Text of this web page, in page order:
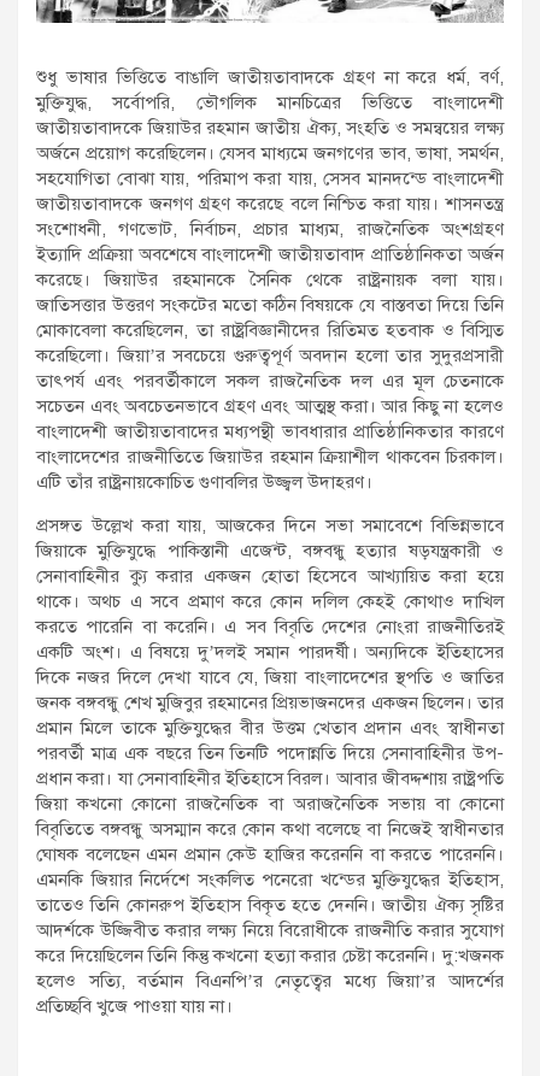
শুধু ভাষার ভিত্তিতে বাঙালি জাতীয়তাবাদকে গ্রহণ না করে ধর্ম, বর্ণ,
মুক্তিযুদ্ধ, সর্বোপরি, ভৌগলিক মানচিত্রের ভিত্তিতে বাংলাদেশী
জাতীয়তাবাদকে জিয়াউর রহমান জাতীয় ঐক্য, সংহতি ও সমন্বয়ের লক্ষ্য
অর্জনে প্রয়োগ করেছিলেন। যেসব মাধ্যমে জনগণের ভাব, ভাষা, সমর্থন,
সহযোগিতা বোঝা যায়, পরিমাপ করা যায়, সেসব মানদন্ডে বাংলাদেশী
জাতীয়তাবাদকে জনগণ গ্রহণ করেছে বলে নিশ্চিত করা যায়। শাসনতন্ত্র
সংশোধনী, গণভোট, নির্বাচন, প্রচার মাধ্যম, রাজনৈতিক অংশগ্রহণ
ইত্যাদি প্রক্রিয়া অবশেষে বাংলাদেশী জাতীয়তাবাদ প্রাতিষ্ঠানিকতা অর্জন
করেছে। জিয়াউর রহমানকে সৈনিক থেকে রাষ্ট্রনায়ক বলা যায়।
জাতিসত্তার উত্তরণ সংকটের মতো কঠিন বিষয়কে যে বাস্তবতা দিয়ে তিনি
মোকাবেলা করেছিলেন, তা রাষ্ট্রবিজ্ঞানীদের রিতিমত হতবাক ও বিস্মিত
করেছিলো। জিয়া’র সবচেয়ে গুরুত্বপূর্ণ অবদান হলো তার সুদুরপ্রসারী
তাৎপর্য এবং পরবর্তীকালে সকল রাজনৈতিক দল এর মূল চেতনাকে
সচেতন এবং অবচেতনভাবে গ্রহণ এবং আত্মস্থ করা। আর কিছু না হলেও
বাংলাদেশী জাতীয়তাবাদের মধ্যপন্থী ভাবধারার প্রাতিষ্ঠানিকতার কারণে
বাংলাদেশের রাজনীতিতে জিয়াউর রহমান ক্রিয়াশীল থাকবেন চিরকাল।
এটি তাঁর রাষ্ট্রনায়কোচিত গুণাবলির উজ্জ্বল উদাহরণ।
প্রসঙ্গত উল্লেখ করা যায়, আজকের দিনে সভা সমাবেশে বিভিন্নভাবে
জিয়াকে মুক্তিযুদ্ধে পাকিস্তানী এজেন্ট, বঙ্গবন্ধু হত্যার ষড়যন্ত্রকারী ও
সেনাবাহিনীর ক্যু করার একজন হোতা হিসেবে আখ্যায়িত করা হয়ে
থাকে। অথচ এ সবে প্রমাণ করে কোন দলিল কেহই কোথাও দাখিল
করতে পারেনি বা করেনি। এ সব বিবৃতি দেশের নোংরা রাজনীতিরই
একটি অংশ। এ বিষয়ে দু’দলই সমান পারদর্ষী। অন্যদিকে ইতিহাসের
দিকে নজর দিলে দেখা যাবে যে, জিয়া বাংলাদেশের স্থপতি ও জাতির
জনক বঙ্গবন্ধু শেখ মুজিবুর রহমানের প্রিয়ভাজনদের একজন ছিলেন। তার
প্রমান মিলে তাকে মুক্তিযুদ্ধের বীর উত্তম খেতাব প্রদান এবং স্বাধীনতা
পরবর্তী মাত্র এক বছরে তিন তিনটি পদোন্নতি দিয়ে সেনাবাহিনীর উপ-
প্রধান করা। যা সেনাবাহিনীর ইতিহাসে বিরল। আবার জীবদ্দশায় রাষ্ট্রপতি
জিয়া কখনো কোনো রাজনৈতিক বা অরাজনৈতিক সভায় বা কোনো
বিবৃতিতে বঙ্গবন্ধু অসম্মান করে কোন কথা বলেছে বা নিজেই স্বাধীনতার
ঘোষক বলেছেন এমন প্রমান কেউ হাজির করেননি বা করতে পারেননি।
এমনকি জিয়ার নির্দেশে সংকলিত পনেরো খন্ডের মুক্তিযুদ্ধের ইতিহাস,
তাতেও তিনি কোনরুপ ইতিহাস বিকৃত হতে দেননি। জাতীয় ঐক্য সৃষ্টির
আদর্শকে উজ্জিবীত করার লক্ষ্য নিয়ে বিরোধীকে রাজনীতি করার সুযোগ
করে দিয়েছিলেন তিনি কিন্তু কখনো হত্যা করার চেষ্টা করেননি। দু:খজনক
হলেও সত্যি, বর্তমান বিএনপি’র নেতৃত্বের মধ্যে জিয়া’র আদর্শের
প্রতিচ্ছবি খুজে পাওয়া যায় না।